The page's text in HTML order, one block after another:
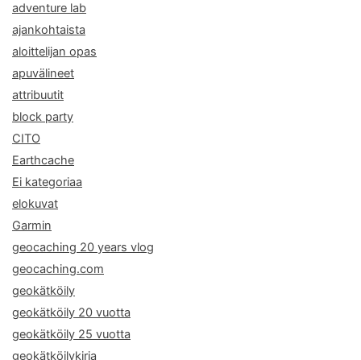
adventure lab
ajankohtaista
aloittelijan opas
apuvälineet
attribuutit
block party
CITO
Earthcache
Ei kategoriaa
elokuvat
Garmin
geocaching 20 years vlog
geocaching.com
geokätköily
geokätköily 20 vuotta
geokätköily 25 vuotta
geokätköilykirja